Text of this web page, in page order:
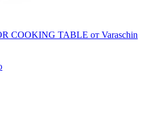
COOKING TABLE от Varaschin